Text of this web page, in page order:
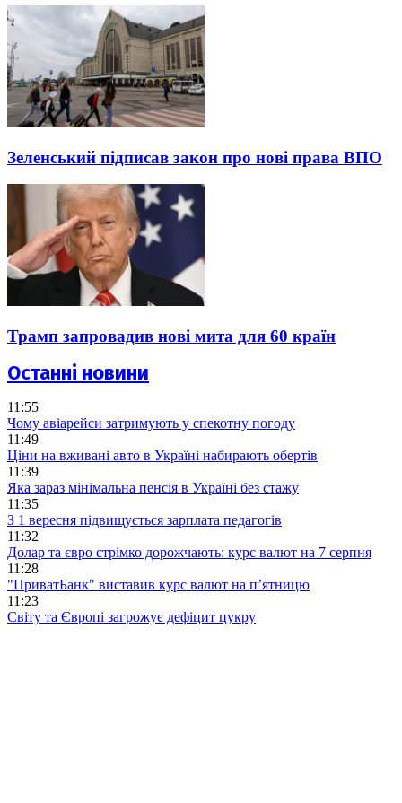
Зеленський підписав закон про нові права ВПО
Трамп запровадив нові мита для 60 країн
Останні новини
11:55
Чому авіарейси затримують у спекотну погоду
11:49
Ціни на вживані авто в Україні набирають обертів
11:39
Яка зараз мінімальна пенсія в Україні без стажу
11:35
З 1 вересня підвищується зарплата педагогів
11:32
Долар та євро стрімко дорожчають: курс валют на 7 серпня
11:28
"ПриватБанк" виставив курс валют на п’ятницю
11:23
Світу та Європі загрожує дефіцит цукру